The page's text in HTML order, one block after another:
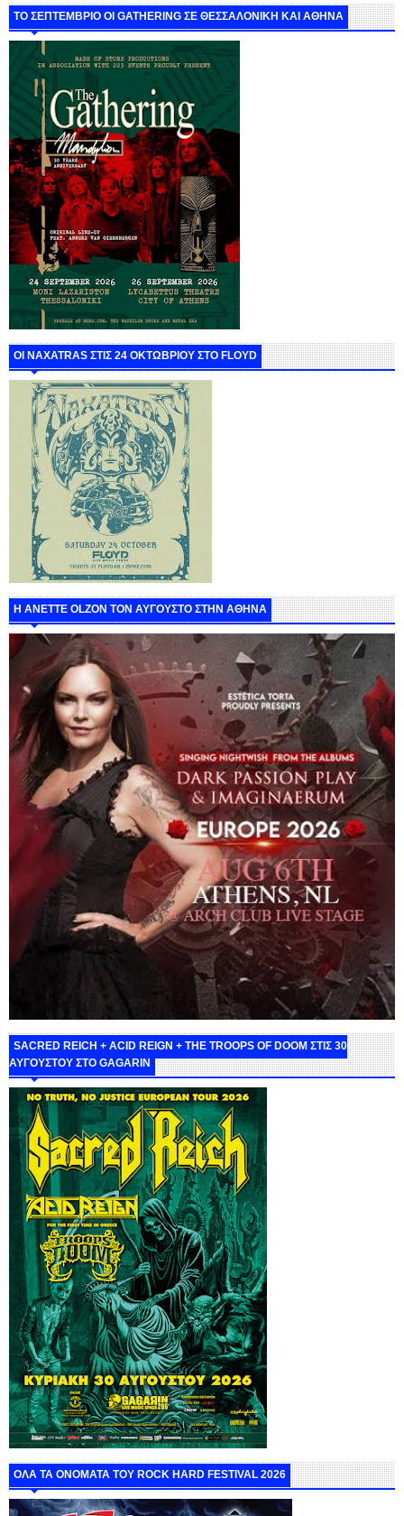
ΤΟ ΣΕΠΤΕΜΒΡΙΟ ΟΙ GATHERING ΣΕ ΘΕΣΣΑΛΟΝΙΚΗ ΚΑΙ ΑΘΗΝΑ
ΟΙ NAXATRAS ΣΤΙΣ 24 ΟΚΤΩΒΡΙΟΥ ΣΤΟ FLOYD
Η ANETTE OLZON ΤΟΝ ΑΥΓΟΥΣΤΟ ΣΤΗΝ ΑΘΗΝΑ
SACRED REICH + ACID REIGN + THE TROOPS OF DOOM ΣΤΙΣ 30
ΑΥΓΟΥΣΤΟΥ ΣΤΟ GAGARIN
ΟΛΑ ΤΑ ΟΝΟΜΑΤΑ ΤΟΥ ROCK HARD FESTIVAL 2026